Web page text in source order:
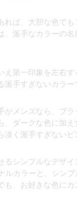
れば、大胆な色で
、派手なカラーの
え第一印象を左右
手すぎないカラー
がメンズなら、ブ
、ダークな色に加
く派手すぎないピ
るシンプルなデザ
ルカラーと、シン
も、お好きな色に